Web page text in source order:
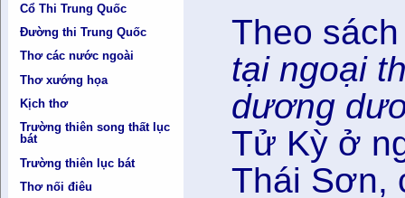
Cổ Thi Trung Quốc
Đường thi Trung Quốc
Thơ các nước ngoài
Thơ xướng họa
Kịch thơ
Trường thiên song thất lục
bát
Trường thiên lục bát
Thơ nối điêu
Theo
tại ngoại
dương
Tử Kỳ ở
Thái Sơn,